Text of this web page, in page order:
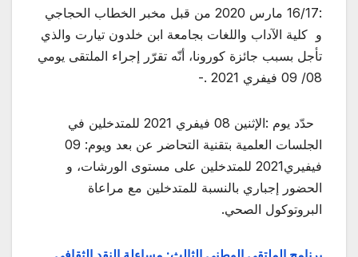
:16/17 مارس 2020 من قبل مخبر الخطاب الحجاجي
و كلية الآداب واللغات بجامعة ابن خلدون تيارت والذي
تأجل بسبب جائزة كورونا، أنّه تقرّر إجراء الملتقى يومي
08/ 09 فيفري 2021 .-
حدّد يوم :الإثنين 08 فيفري 2021 للمتدخلين في
الجلسات العلمية بتقنية التحاضر عن بعد ويوم: 09
فيفيري2021 للمتدخلين على مستوى الورشات، و
الحضور إجباري بالنسبة للمتدخلين مع مراعاة
البروتوكول الصحي.